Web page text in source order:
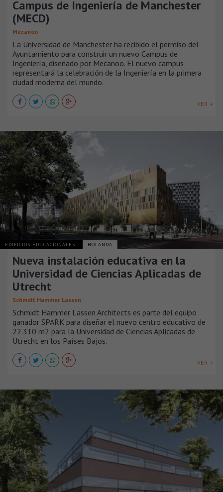
Campus de Ingeniería de Manchester
(MECD)
Mecanoo
La Universidad de Manchester ha recibido el permiso del
Ayuntamiento para construir un nuevo Campus de
Ingeniería, diseñado por Mecanoo. El nuevo campus
representará la celebración de la Ingeniería en la primera
ciudad moderna del mundo.
VER +
EDIFICIOS EDUCACIONALES HOLANDA
Nueva instalación educativa en la
Universidad de Ciencias Aplicadas de
Utrecht
Schmidt Hammer Lassen
Schmidt Hammer Lassen Architects es parte del equipo
ganador SPARK para diseñar el nuevo centro educativo de
22.310 m2 para la Universidad de Ciencias Aplicadas de
Utrecht en los Países Bajos.
VER +